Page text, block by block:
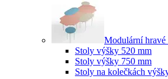
Modulární hravé
Stoly výšky 520 mm
Stoly výšky 750 mm
Stoly na kolečkách